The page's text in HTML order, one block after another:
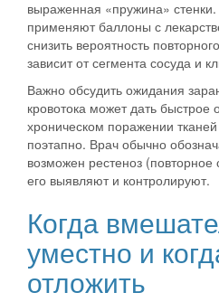
выраженная «пружина»
применяют баллоны с
снизить вероятность
зависит от сегмента сосуда и
Важно обсудить ожидания
кровотока может дать быстрое
хроническом поражении
поэтапно. Врач обычно
возможен рестеноз
его выявляют и контролируют.
Когда
уместно и
отложить